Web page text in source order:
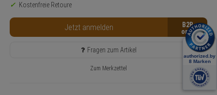
Kostenfreie Retoure
Jetzt anmelden B2B
Fragen zum Artikel
Zum Merkzettel